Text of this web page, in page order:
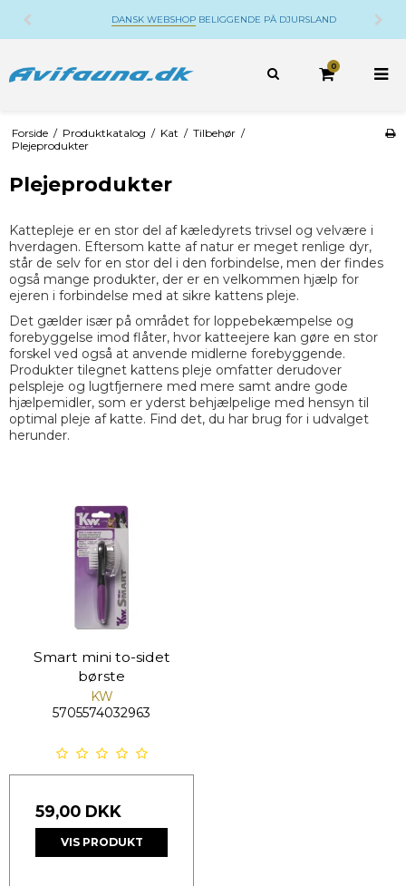
DANSK WEBSHOPBELIGGENDE PÅ DJURSLAND
0
Forside / Produktkatalog / Kat / Tilbehør /
Plejeprodukter
Plejeprodukter
Kattepleje er en stor del af kæledyrets trivsel og velvære i
hverdagen. Eftersom katte af natur er meget renlige dyr,
står de selv for en stor del i den forbindelse, men der findes
også mange produkter, der er en velkommen hjælp for
ejeren i forbindelse med at sikre kattens pleje.
Det gælder især på området for loppebekæmpelse og
forebyggelse imod flåter, hvor katteejere kan gøre en stor
forskel ved også at anvende midlerne forebyggende.
Produkter tilegnet kattens pleje omfatter derudover
pelspleje og lugtfjernere med mere samt andre gode
hjælpemidler, som er yderst behjælpelige med hensyn til
optimal pleje af katte. Find det, du har brug for i udvalget
herunder.
Smart mini to-sidet
børste
KW
5705574032963
59,00 DKK
VIS PRODUKT